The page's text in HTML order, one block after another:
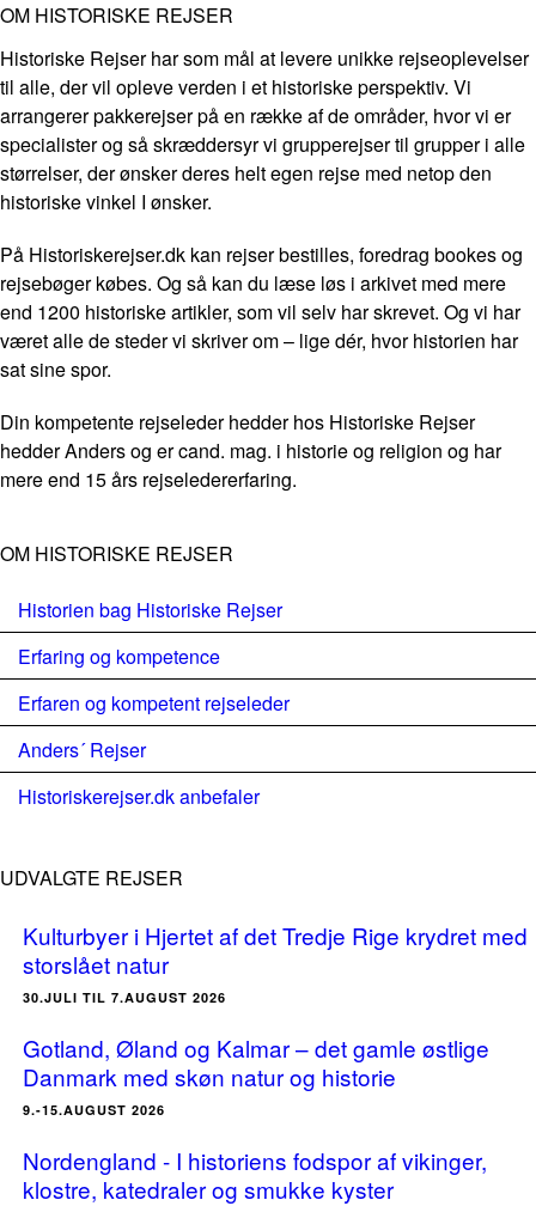
OM HISTORISKE REJSER
Historiske Rejser har som mål at levere unikke rejseoplevelser
til alle, der vil opleve verden i et historiske perspektiv. Vi
arrangerer pakkerejser på en række af de områder, hvor vi er
specialister og så skræddersyr vi grupperejser til grupper i alle
størrelser, der ønsker deres helt egen rejse med netop den
historiske vinkel I ønsker.
På Historiskerejser.dk kan rejser bestilles, foredrag bookes og
rejsebøger købes. Og så kan du læse løs i arkivet med mere
end 1200 historiske artikler, som vil selv har skrevet. Og vi har
været alle de steder vi skriver om – lige dér, hvor historien har
sat sine spor.
Din kompetente rejseleder hedder hos Historiske Rejser
hedder Anders og er cand. mag. i historie og religion og har
mere end 15 års rejseledererfaring.
OM HISTORISKE REJSER
Historien bag Historiske Rejser
Erfaring og kompetence
Erfaren og kompetent rejseleder
Anders´ Rejser
Historiskerejser.dk anbefaler
UDVALGTE REJSER
Kulturbyer i Hjertet af det Tredje Rige krydret med
storslået natur
30.JULI TIL 7.AUGUST 2026
Gotland, Øland og Kalmar – det gamle østlige
Danmark med skøn natur og historie
9.-15.AUGUST 2026
Nordengland - I historiens fodspor af vikinger,
klostre, katedraler og smukke kyster